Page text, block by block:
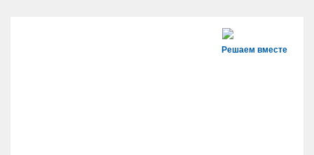
Решаем вместе